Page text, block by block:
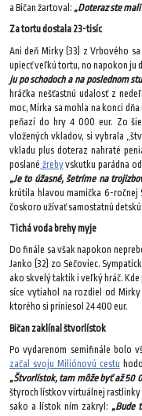
a Bičan žartoval: „Doteraz ste
Za tortu dostala 23-tisíc
Ani deň Mirky (33) z Vrbového
upiecť veľkú tortu, no napokon ju
ju po schodoch a na poslednom
hráčka nešťastnú udalosť z
moc, Mirka sa mohla na konci
peňazí do hry 4 000 eur. Zo
vložených vkladov, si vybrala
vkladu plus doteraz nahraté
poslané žrebyvskutku parádna
„Je to úžasné, šetríme na
krútila hlavou mamička 6-ročnej
čoskoro užívať samostatnú
Tichá voda brehy myje
Do finále sa však napokon
Janko (32) zo Sečoviec.
ako skvelý taktik i veľký hráč.
síce vytiahol na rozdiel od
ktorého si priniesol 24 400 eur.
Bičan zaklínal štvorlístok
Po vydarenom semifinále bolo
začal svoju Miliónovú cestu
„Štvorlístok, tam môže byť až 50
štyroch lístkov virtuálnej rastlinky
sako a lístok ním zakryl:„Bude